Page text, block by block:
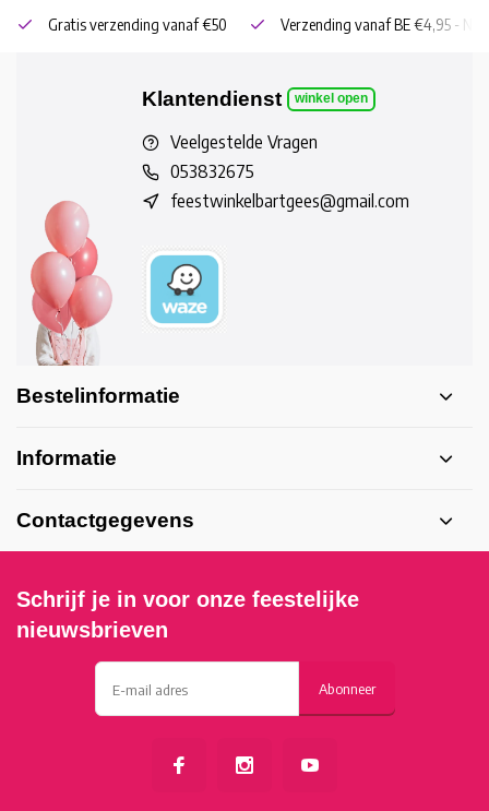
Gratis verzending vanaf €50 Verzending vanaf BE €4,95 - NL
Klantendienst winkel open
Veelgestelde Vragen
053832675
feestwinkelbartgees@gmail.com
Bestelinformatie
Informatie
Contactgegevens
Schrijf je in voor onze feestelijke
nieuwsbrieven
Abonneer